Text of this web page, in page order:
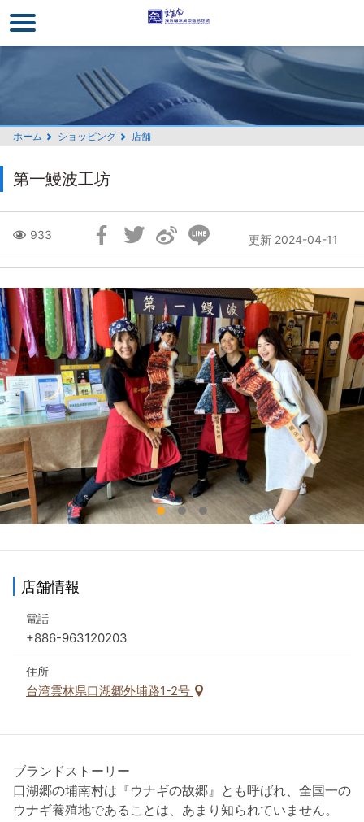
イ
ン
コ
ン
ツ
セ
く
ホーム ショッピング 店舗
第一鰻波工坊
933 更新 2024-04-11
Skip
Block
店舗情報
電話
+886-963120203
住所
台湾雲林県口湖郷外埔路1-2号
ブランドストーリー
口湖郷の埔南村は『ウナギの故郷』とも呼ばれ、全国一の
ウナギ養殖地であることは、あまり知られていません。